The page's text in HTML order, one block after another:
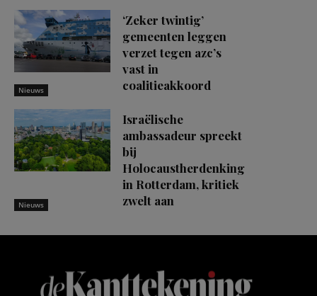
Nieuws
‘Zeker twintig’
gemeenten leggen
verzet tegen azc’s
vast in
coalitieakkoord
Nieuws
Israëlische
ambassadeur spreekt
bij
Holocaustherdenking
in Rotterdam, kritiek
zwelt aan